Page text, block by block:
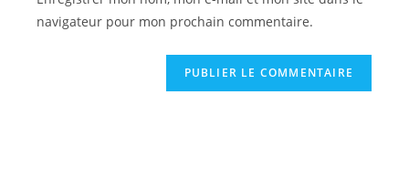
navigateur pour mon prochain commentaire.